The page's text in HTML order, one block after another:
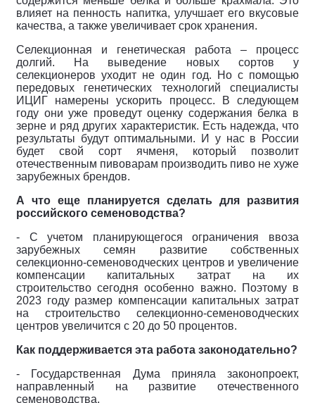
влияет на пенность напитка, улучшает его вкусовые
качества, а также увеличивает срок хранения.
Селекционная и генетическая работа – процесс
долгий. На выведение новых сортов у
селекционеров уходит не один год. Но с помощью
передовых генетических технологий специалисты
ИЦИГ намерены ускорить процесс. В следующем
году они уже проведут оценку содержания белка в
зерне и ряд других характеристик. Есть надежда, что
результаты будут оптимальными. И у нас в России
будет свой сорт ячменя, который позволит
отечественным пивоварам производить пиво не хуже
зарубежных брендов.
А что еще планируется сделать для развития
российского семеноводства?
- С учетом планирующегося ограничения ввоза
зарубежных семян развитие собственных
селекционно-семеноводческих центров и увеличение
компенсации капитальных затрат на их
строительство сегодня особенно важно. Поэтому в
2023 году размер компенсации капитальных затрат
на строительство селекционно-семеноводческих
центров увеличится с 20 до 50 процентов.
Как поддерживается эта работа законодательно?
- Государственная Дума приняла законопроект,
направленный на развитие отечественного
семеноводства.